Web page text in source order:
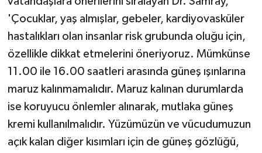
'Çocuklar, yaş almışlar, gebeler, kardiyovasküler
hastalıkları olan insanlar risk grubunda oluğu için,
özellikle dikkat etmelerini öneriyoruz. Mümkünse
11.00 ile 16.00 saatleri arasında güneş ışınlarına
maruz kalınmamalıdır. Maruz kalınan durumlarda
ise koruyucu önlemler alınarak, mutlaka güneş
kremi kullanılmalıdır. Yüzümüzün ve vücudumuzun
açık kalan diğer kısımları için de güneş gözlüğü,